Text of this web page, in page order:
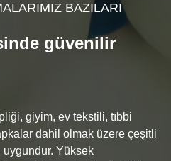
BAZILARI
güvenilir
giyim, ev tekstili, tıbbi
dahil olmak üzere çeşitli
Yüksek